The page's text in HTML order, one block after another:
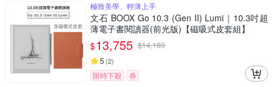
極致美學、輕薄上手
文石 BOOX Go 10.3 (Gen II) Lumi｜10.3吋超
薄電子書閱讀器(前光版)【磁吸式皮套組】
$13,755 $14,180
5 (2)
限時下殺
券